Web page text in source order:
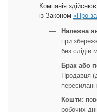
Компанія
із Законом «Про
Належна
при
без слідів
Брак або
Продавця
Кошти:
робочих